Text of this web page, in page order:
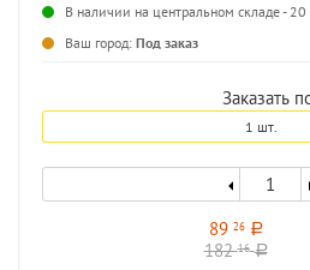
В наличии на центральном складе -
Ваш город: Под заказ
Заказать
1 шт.
89 26 a
18216 a